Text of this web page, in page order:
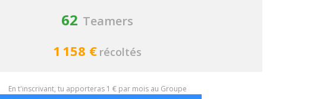
62 Teamers
1 158 € récoltés
En t'inscrivant, tu apporteras 1 € par mois au Groupe